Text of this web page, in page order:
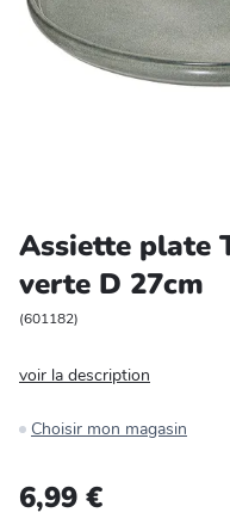
Cuisine et art
Animalerie
Zoomer sur l'image
Assiette plate
verte D 27cm
(601182)
voir la description
Choisir mon magasin
6,99 €